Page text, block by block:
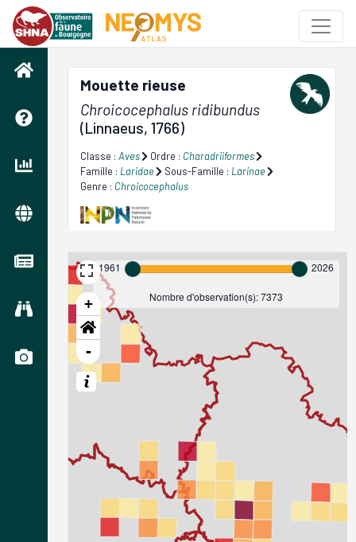
Mouette rieuse
Chroicocephalus ridibundus
(Linnaeus, 1766)
Classe : Aves Ordre : Charadriiformes
Famille : Laridae Sous-Famille : Larinae
Genre : Chroicocephalus
+
-
1961 2026
Nombre d'observation(s): 7373